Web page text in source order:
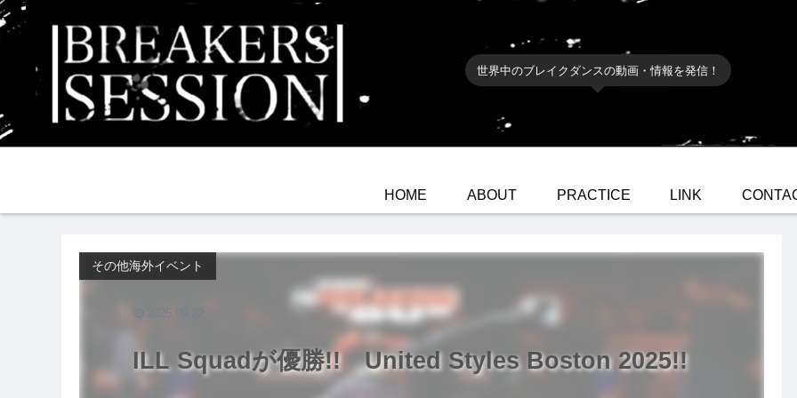
世界中のブレイクダンスの動画・情報を発信！
HOME ABOUT PRACTICE LINK
ILL Squadが優勝!! United Styles Boston 2025!!
その他海外イベント
2025.09.22